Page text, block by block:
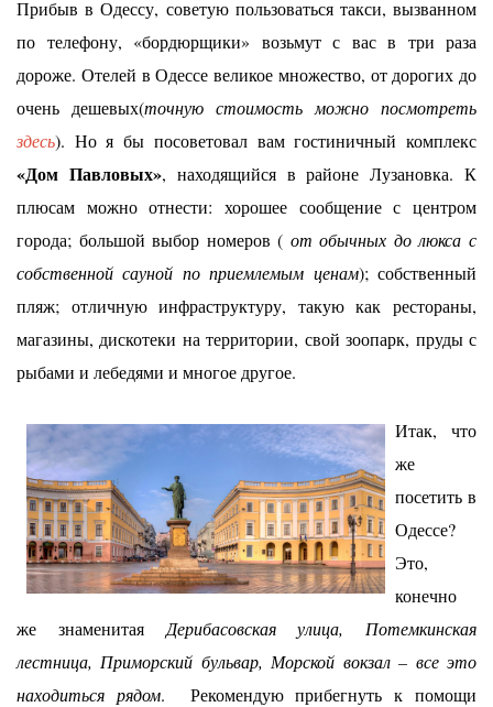
Прибыв в Одессу, советую пользоваться такси, вызванном
по телефону, «бордюрщики» возьмут с вас в три раза
дороже. Отелей в Одессе великое множество, от дорогих до
очень дешевых(точную стоимость можно посмотреть
здесь). Но я бы посоветовал вам гостиничный комплекс
«Дом Павловых», находящийся в районе Лузановка. К
плюсам можно отнести: хорошее сообщение с центром
города; большой выбор номеров ( от обычных до люкса с
собственной сауной по приемлемым ценам); собственный
пляж; отличную инфраструктуру, такую как рестораны,
магазины, дискотеки на территории, свой зоопарк, пруды с
рыбами и лебедями и многое другое.
Итак, что
же
посетить в
Одессе?
Это,
конечно
же знаменитая Дерибасовская улица, Потемкинская
лестница, Приморский бульвар, Морской вокзал – все это
находиться рядом. Рекомендую прибегнуть к помощи